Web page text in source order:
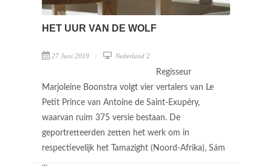
HET UUR VAN DE WOLF
27 Juni 2019 Nederland 2
Regisseur
Marjoleine Boonstra volgt vier vertalers van Le
Petit Prince van Antoine de Saint-Exupéry,
waarvan ruim 375 versie bestaan. De
geportretteerden zetten het werk om in
respectievelijk het Tamazight (Noord-Afrika), Sám
...